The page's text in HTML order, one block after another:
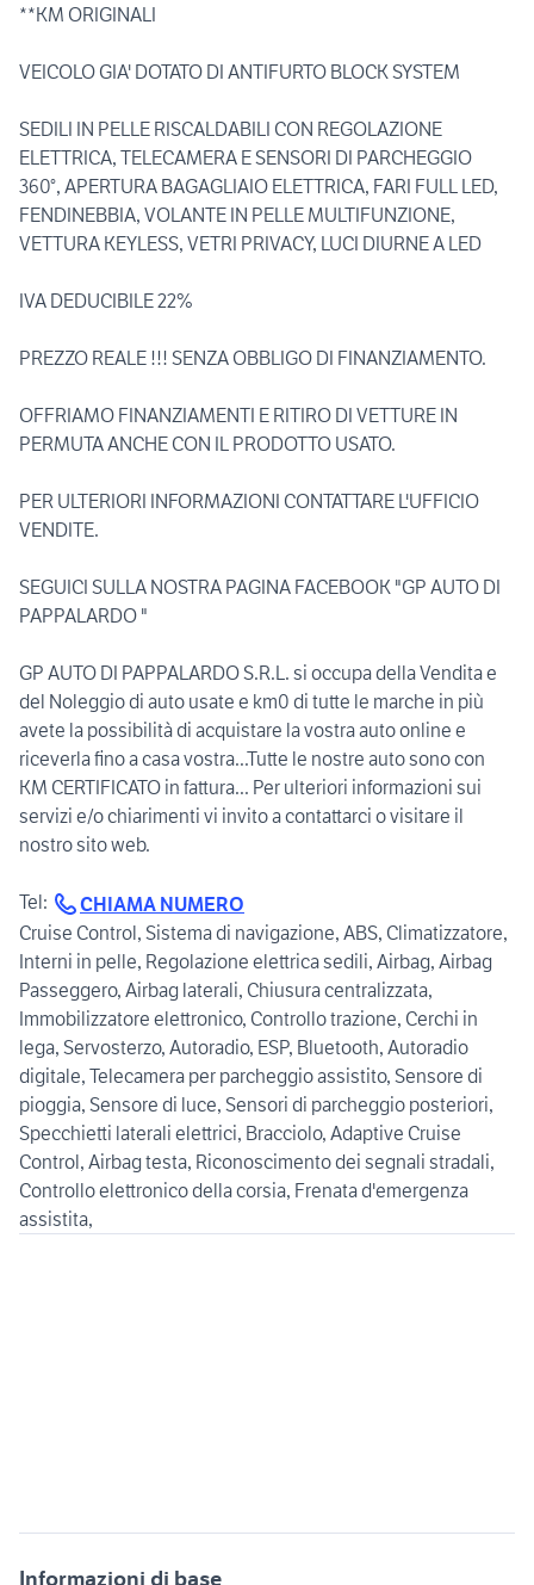
**KM ORIGINALI
VEICOLO GIA' DOTATO DI ANTIFURTO BLOCK SYSTEM
SEDILI IN PELLE RISCALDABILI CON REGOLAZIONE
ELETTRICA, TELECAMERA E SENSORI DI PARCHEGGIO
360°, APERTURA BAGAGLIAIO ELETTRICA, FARI FULL LED,
FENDINEBBIA, VOLANTE IN PELLE MULTIFUNZIONE,
VETTURA KEYLESS, VETRI PRIVACY, LUCI DIURNE A LED
IVA DEDUCIBILE 22%
PREZZO REALE !!! SENZA OBBLIGO DI FINANZIAMENTO.
OFFRIAMO FINANZIAMENTI E RITIRO DI VETTURE IN
PERMUTA ANCHE CON IL PRODOTTO USATO.
PER ULTERIORI INFORMAZIONI CONTATTARE L'UFFICIO
VENDITE.
SEGUICI SULLA NOSTRA PAGINA FACEBOOK "GP AUTO DI
PAPPALARDO "
GP AUTO DI PAPPALARDO S.R.L. si occupa della Vendita e
del Noleggio di auto usate e km0 di tutte le marche in più
avete la possibilità di acquistare la vostra auto online e
riceverla fino a casa vostra...Tutte le nostre auto sono con
KM CERTIFICATO in fattura... Per ulteriori informazioni sui
servizi e/o chiarimenti vi invito a contattarci o visitare il
nostro sito web.
Tel:
CHIAMA NUMERO
Cruise Control, Sistema di navigazione, ABS, Climatizzatore,
Interni in pelle, Regolazione elettrica sedili, Airbag, Airbag
Passeggero, Airbag laterali, Chiusura centralizzata,
Immobilizzatore elettronico, Controllo trazione, Cerchi in
lega, Servosterzo, Autoradio, ESP, Bluetooth, Autoradio
digitale, Telecamera per parcheggio assistito, Sensore di
pioggia, Sensore di luce, Sensori di parcheggio posteriori,
Specchietti laterali elettrici, Bracciolo, Adaptive Cruise
Control, Airbag testa, Riconoscimento dei segnali stradali,
Controllo elettronico della corsia, Frenata d'emergenza
assistita,
Informazioni di base